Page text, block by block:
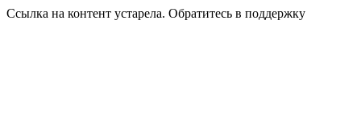
Ссылка на контент устарела. Обратитесь в поддержку